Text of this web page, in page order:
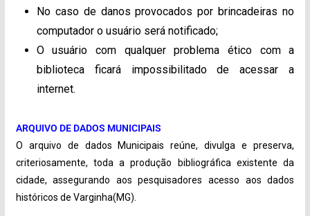
No caso de danos provocados por brincadeiras no
computador o usuário será notificado;
O usuário com qualquer problema ético com a
biblioteca ficará impossibilitado de acessar a
internet.
ARQUIVO DE DADOS MUNICIPAIS
O arquivo de dados Municipais reúne, divulga e preserva,
criteriosamente, toda a produção bibliográfica existente da
cidade, assegurando aos pesquisadores acesso aos dados
históricos de Varginha(MG).